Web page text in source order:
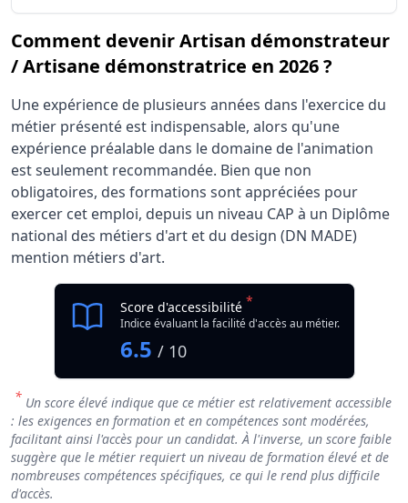
Comment devenir Artisan démonstrateur
/ Artisane démonstratrice en 2026 ?
Une expérience de plusieurs années dans l'exercice du
métier présenté est indispensable, alors qu'une
expérience préalable dans le domaine de l'animation
est seulement recommandée. Bien que non
obligatoires, des formations sont appréciées pour
exercer cet emploi, depuis un niveau CAP à un Diplôme
national des métiers d'art et du design (DN MADE)
mention métiers d'art.
Score d'accessibilité *
Indice évaluant la facilité d'accès au métier.
6.5 / 10
* Un score élevé indique que ce métier est relativement accessible
: les exigences en formation et en compétences sont modérées,
facilitant ainsi l'accès pour un candidat. À l'inverse, un score faible
suggère que le métier requiert un niveau de formation élevé et de
nombreuses compétences spécifiques, ce qui le rend plus difficile
d'accès.